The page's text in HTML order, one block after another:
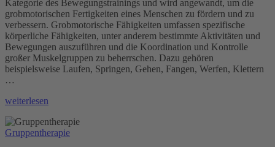
Kategorie des Bewegungstrainings und wird angewandt, um die
grobmotorischen Fertigkeiten eines Menschen zu fördern und zu
verbessern. Grobmotorische Fähigkeiten umfassen spezifische
körperliche Fähigkeiten, unter anderem bestimmte Aktivitäten und
Bewegungen auszuführen und die Koordination und Kontrolle
großer Muskelgruppen zu beherrschen. Dazu gehören
beispielsweise Laufen, Springen, Gehen, Fangen, Werfen, Klettern
…
„Grobmotoriktraining“
weiterlesen
Gruppentherapie